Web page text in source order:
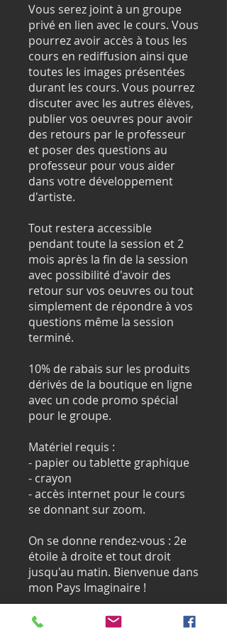
Vous serez joint à un groupe
privé en lien avec le cours. Vous
pourrez avoir accès à tous les
cours en rediffusion ainsi que
toutes les images présentées
durant les cours. Vous pourrez
discuter avec les autres élèves,
publier vos oeuvres pour avoir
des retours par le professeur
et poser des questions au
professeur pour vous aider
dans votre développement
d'artiste.
Tout restera accessible
pendant toute la session et 2
mois après la fin de la session
avec possibilité d'avoir des
retour sur vos oeuvres ou tout
simplement de répondre à vos
questions même la session
terminé.
10% de rabais sur les produits
dérivés de la boutique en ligne
avec un code promo spécial
pour le groupe.
Matériel requis :
- papier ou tablette graphique
- crayon
- accès internet pour le cours
se donnant sur zoom.
On se donne rendez-vous : 2e
étoile à droite et tout droit
jusqu'au matin. Bienvenue dans
mon Pays Imaginaire !